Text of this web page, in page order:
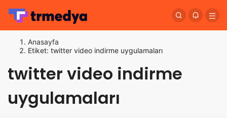
Anasayfa
Etiket: twitter video indirme uygulamaları
twitter video indirme
uygulamaları